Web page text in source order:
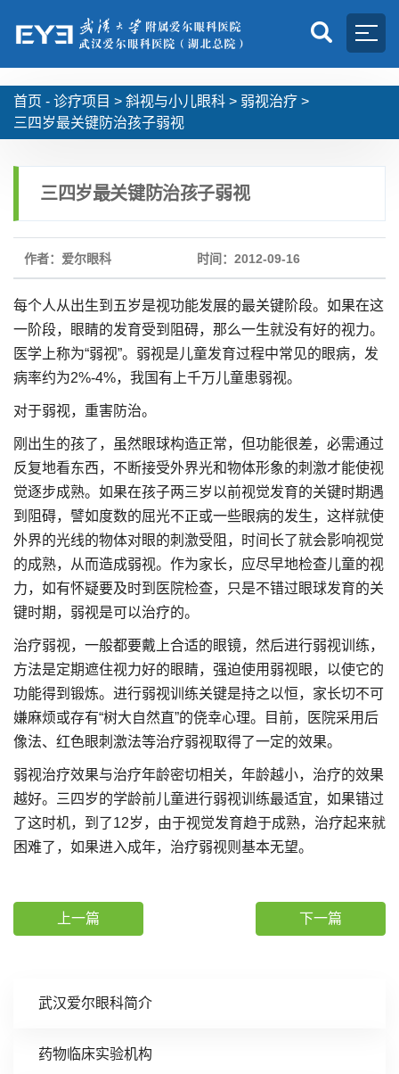
首页 - 诊疗项目 > 斜视与小儿眼科 > 弱视治疗 >
三四岁最关键防治孩子弱视
武汉爱尔眼科简介
药物临床实验机构
三四岁最关键防治孩子弱视
作者：爱尔眼科 时间：2012-09-16
每个人从出生到五岁是视功能发展的最关键阶段。如果在这
一阶段，眼睛的发育受到阻碍，那么一生就没有好的视力。
医学上称为“弱视”。弱视是儿童发育过程中常见的眼病，发
病率约为2%-4%，我国有上千万儿童患弱视。
对于弱视，重害防治。
刚出生的孩了，虽然眼球构造正常，但功能很差，必需通过
反复地看东西，不断接受外界光和物体形象的刺激才能使视
觉逐步成熟。如果在孩子两三岁以前视觉发育的关键时期遇
到阻碍，譬如度数的屈光不正或一些眼病的发生，这样就使
外界的光线的物体对眼的刺激受阻，时间长了就会影响视觉
的成熟，从而造成弱视。作为家长，应尽早地检查儿童的视
力，如有怀疑要及时到医院检查，只是不错过眼球发育的关
键时期，弱视是可以治疗的。
治疗弱视，一般都要戴上合适的眼镜，然后进行弱视训练，
方法是定期遮住视力好的眼睛，强迫使用弱视眼，以使它的
功能得到锻炼。进行弱视训练关键是持之以恒，家长切不可
嫌麻烦或存有“树大自然直”的侥幸心理。目前，医院采用后
像法、红色眼刺激法等治疗弱视取得了一定的效果。
弱视治疗效果与治疗年龄密切相关，年龄越小，治疗的效果
越好。三四岁的学龄前儿童进行弱视训练最适宜，如果错过
了这时机，到了12岁，由于视觉发育趋于成熟，治疗起来就
困难了，如果进入成年，治疗弱视则基本无望。
上一篇 下一篇